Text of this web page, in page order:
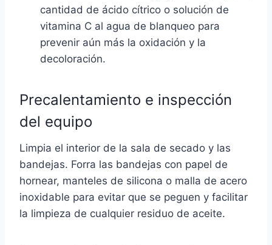
cantidad de ácido cítrico o solución de
vitamina C al agua de blanqueo para
prevenir aún más la oxidación y la
decoloración.
Precalentamiento e inspección
del equipo
Limpia el interior de la sala de secado y las
bandejas. Forra las bandejas con papel de
hornear, manteles de silicona o malla de acero
inoxidable para evitar que se peguen y facilitar
la limpieza de cualquier residuo de aceite.